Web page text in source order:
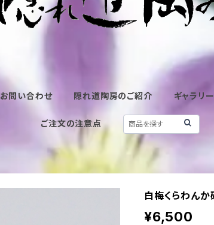
お問い合わせ 隠れ道陶房のご紹介 ギャラリー
ご注文の注意点
白梅くらわんか
¥6,500